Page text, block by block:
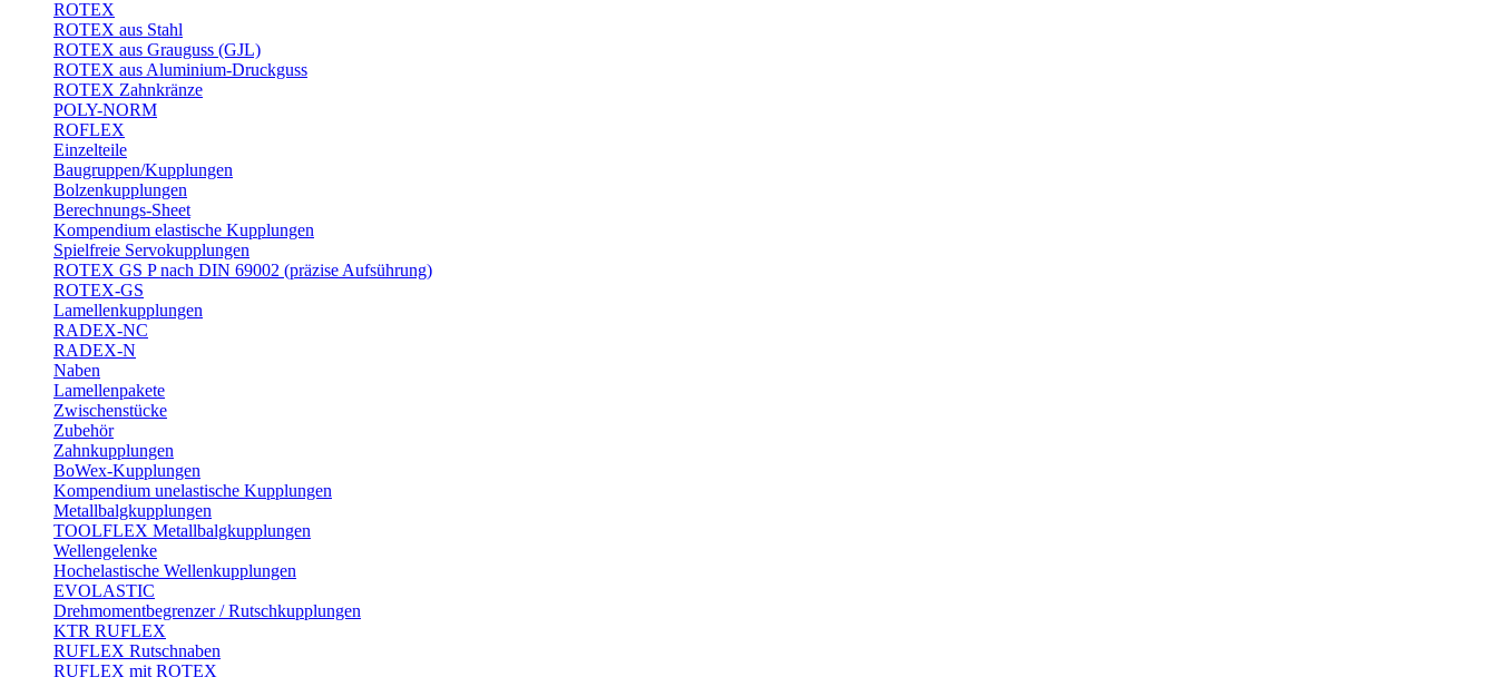
ROTEX
ROTEX aus Stahl
ROTEX aus Grauguss (GJL)
ROTEX aus Aluminium-Druckguss
ROTEX Zahnkränze
POLY-NORM
ROFLEX
Einzelteile
Baugruppen/Kupplungen
Bolzenkupplungen
Berechnungs-Sheet
Kompendium elastische Kupplungen
Spielfreie Servokupplungen
ROTEX GS P nach DIN 69002 (präzise Aufsührung)
ROTEX-GS
Lamellenkupplungen
RADEX-NC
RADEX-N
Naben
Lamellenpakete
Zwischenstücke
Zubehör
Zahnkupplungen
BoWex-Kupplungen
Kompendium unelastische Kupplungen
Metallbalgkupplungen
TOOLFLEX Metallbalgkupplungen
Wellengelenke
Hochelastische Wellenkupplungen
EVOLASTIC
Drehmomentbegrenzer / Rutschkupplungen
KTR RUFLEX
RUFLEX Rutschnaben
RUFLEX mit ROTEX